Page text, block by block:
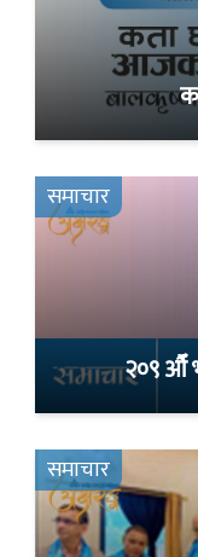
समाचार
२०९ औँ
समाचार